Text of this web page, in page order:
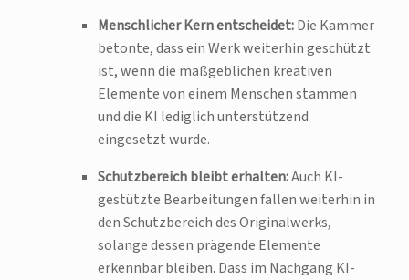
Menschlicher Kern entscheidet:Die Kammer
betonte, dass ein Werk weiterhin geschützt
ist, wenn die maßgeblichen kreativen
Elemente von einem Menschen stammen
und die KI lediglich unterstützend
eingesetzt wurde.
Schutzbereich bleibt erhalten:Auch KI-
gestützte Bearbeitungen fallen weiterhin in
den Schutzbereich des Originalwerks,
solange dessen prägende Elemente
erkennbar bleiben. Dass im Nachgang KI-